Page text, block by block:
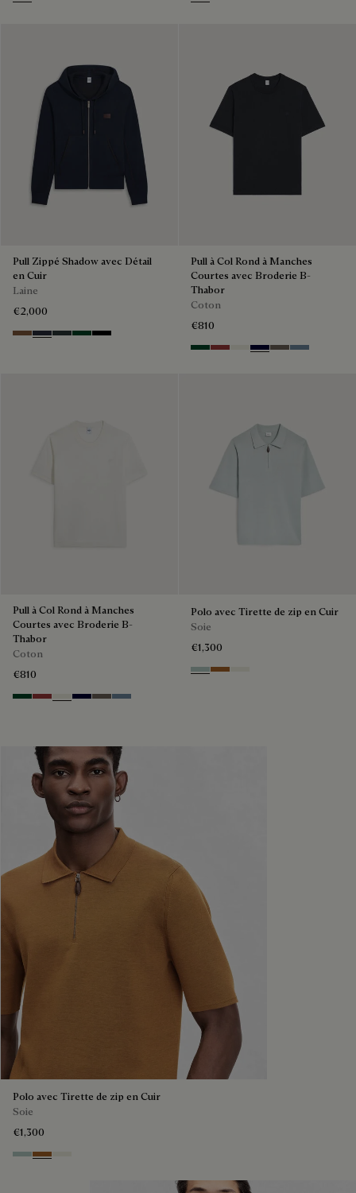
Pull Zippé Shadow avec Détail
en Cuir
Laine
€2,000
Toffee Camel
NavyMidnight Grey
Fir Green
Noir
Pull à Col Rond à Manches
Courtes avec Broderie B-
Thabor
Coton
€810
Green Smoke
Red Ocher
Off White
Nero Blue
SepiaDark Woad
Pull à Col Rond à Manches
Courtes avec Broderie B-
Thabor
Coton
€810
Green Smoke
Red Ocher
Off White
Nero Blue
SepiaDark Woad
Polo avec Tirette de zip en Cuir
Soie
€1,300
Duck Egg
Tobacco
Polo avec Tirette de zip en Cuir
Soie
€1,300
Duck Egg
Tobacco